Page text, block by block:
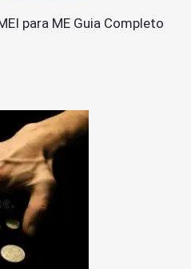
para ME Guia Completo